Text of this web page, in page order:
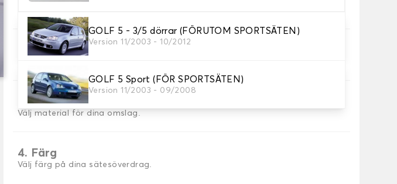
GOLF 5 - 3/5 dörrar (FÖRUTOM SPORTSÄTEN)
Version 11/2003 - 10/2012
GOLF 5 Sport (FÖR SPORTSÄTEN)
Version 11/2003 - 09/2008
2. Val av spel
3. Material
Välj material för dina omslag.
4. Färg
Välj färg på dina sätesöverdrag.